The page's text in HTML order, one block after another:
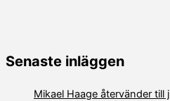
Senaste inläggen
Mikael Haage återvänder